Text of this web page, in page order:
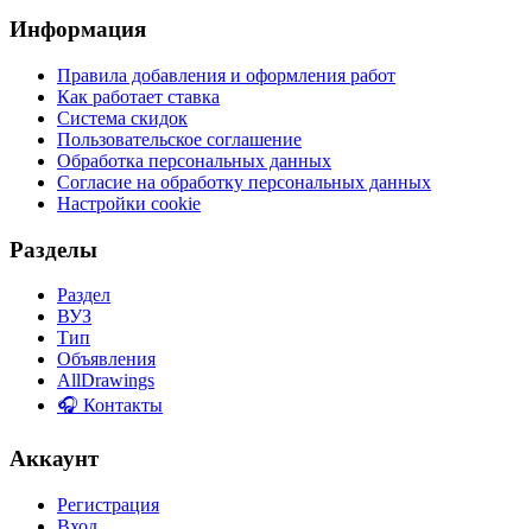
Информация
Правила добавления и оформления работ
Как работает ставка
Система скидок
Пользовательское соглашение
Обработка персональных данных
Согласие на обработку персональных данных
Настройки cookie
Разделы
Раздел
ВУЗ
Тип
Объявления
AllDrawings
🎧 Контакты
Аккаунт
Регистрация